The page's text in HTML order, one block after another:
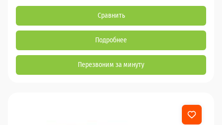
Сравнить
Подробнее
Перезвоним за минуту